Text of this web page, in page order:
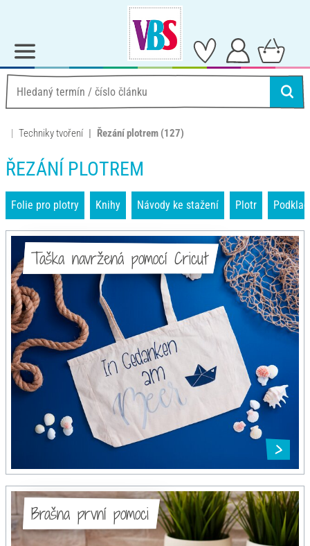
Techniky tvoření Řezání plotrem (127)
ŘEZÁNÍ PLOTREM
Folie pro plotry Knihy Návody ke stažení Plotr
Taška navržená pomocí Cricut
Brašna první pomoci